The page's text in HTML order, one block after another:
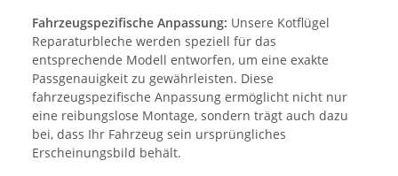
Fahrzeugspezifische Anpassung: Unsere Kotflügel
Reparaturbleche werden speziell für das
entsprechende Modell entworfen, um eine exakte
Passgenauigkeit zu gewährleisten. Diese
fahrzeugspezifische Anpassung ermöglicht nicht nur
eine reibungslose Montage, sondern trägt auch dazu
bei, dass Ihr Fahrzeug sein ursprüngliches
Erscheinungsbild behält.